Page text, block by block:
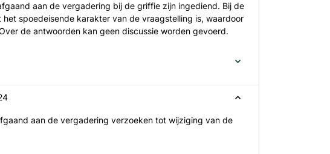
aan de vergadering bij de griffie zijn ingediend. Bij de
spoedeisende karakter van de vraagstelling is, waardoor
de antwoorden kan geen discussie worden gevoerd.
aan de vergadering verzoeken tot wijziging van de